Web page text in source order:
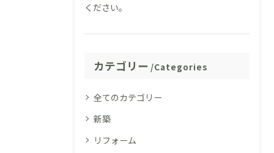
ください。
カテゴリー Categories
全てのカテゴリー
新築
リフォーム